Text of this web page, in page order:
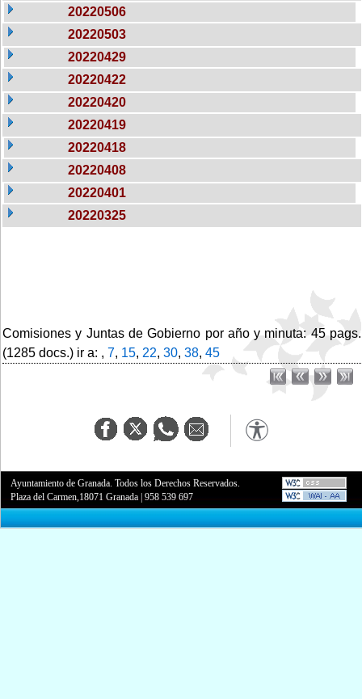
20220506
20220503
20220429
20220422
20220420
20220419
20220418
20220408
20220401
20220325
Comisiones y Juntas de Gobierno por año y minuta: 45 pags.
(1285 docs.) ir a: , 7, 15, 22, 30, 38, 45
Ayuntamiento de Granada. Todos los Derechos Reservados.
Plaza del Carmen,18071 Granada |958 539 697